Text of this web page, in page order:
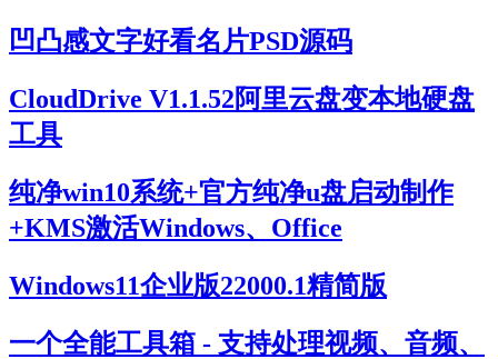
凹凸感文字好看名片PSD源码
CloudDrive V1.1.52阿里云盘变本地硬盘
工具
纯净win10系统+官方纯净u盘启动制作
+KMS激活Windows、Office
Windows11企业版22000.1精简版
一个全能工具箱 - 支持处理视频、音频、